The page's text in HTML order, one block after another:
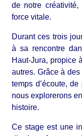
de notre
force vitale.
Durant ces trois
à sa rencontre
Haut-Jura, propice
autres. Grâce à
temps d’écoute,
nous explorerons
histoire.
Ce stage est une